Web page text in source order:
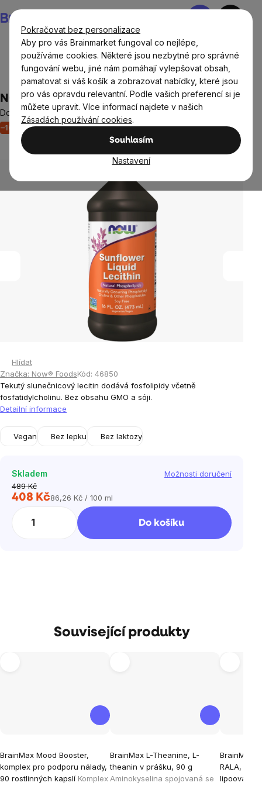
Pokračovat bez personalizace
Aby pro vás Brainmarket fungoval co nejlépe,
používáme cookies. Některé jsou nezbytné pro správné
fungování webu, jiné nám pomáhají vylepšovat obsah,
pamatovat si váš košík a zobrazovat nabídky, které jsou
pro vás opravdu relevantní. Podle vašich preferencí si je
můžete upravit. Více informací najdete v našich
Zásadách používání cookies.
Souhlasím
Nastavení
na
obsah
Nákupní
Doplňky stravy a výživa Tuky
NOW Sunflower Lecithin, tekutý, 473 ml
Doplněk stravy
–16 % AkceVýprodejPaměťSrdce a cévy
Průměrné
hodnocení
0,0
Hlídat
Značka: Now® FoodsKód: 46850
Tekutý slunečnicový lecitin dodává fosfolipidy včetně
fosfatidylcholinu. Bez obsahu GMO a sóji.
Detailní informace
Vegan Bez lepku Bez laktozy
Skladem
Možnosti doručení
489 Kč
408 KčMěrná
86,26 Kč / 100 ml
Do košíku
Související produkty
BrainMax Mood Booster,
komplex pro podporu nálady,
90 rostlinných kapslí Komplex
hodnocení
produktu
BrainMax L-Theanine, L-
theanin v prášku, 90 g
Aminokyselina spojovaná se
hodnocení
produktu
BrainMax
RALA,
lipoová,
produktu